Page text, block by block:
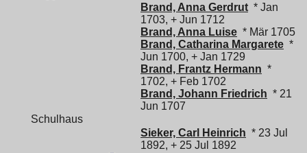
Brand, Anna Gerdrut * Jan
1703, + Jun 1712
Brand, Anna Luise * Mär 1705
Brand, Catharina Margarete *
Jun 1700, + Jan 1729
Brand, Frantz Hermann *
1702, + Feb 1702
Brand, Johann Friedrich * 21
Jun 1707
Schulhaus
Sieker, Carl Heinrich * 23 Jul
1892, + 25 Jul 1892